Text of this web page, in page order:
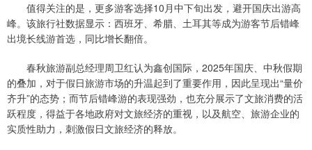
值得关注的是，更多游客选择10月中下旬出发，避开国庆出游高
峰。该旅行社数据显示：西班牙、希腊、土耳其等成为游客节后错峰
出境长线游首选，同比增长翻倍。
春秋旅游副总经理周卫红认为鑫创国际，2025年国庆、中秋假期
的叠加，对于假日旅游市场的升温起到了重要作用，因此呈现出“量价
齐升”的态势；而节后错峰游的表现强劲，也充分展示了文旅消费的活
跃程度，得益于各地政府对文旅经济的重视，以及航空、旅游企业的
实质性助力，刺激假日文旅经济的释放。